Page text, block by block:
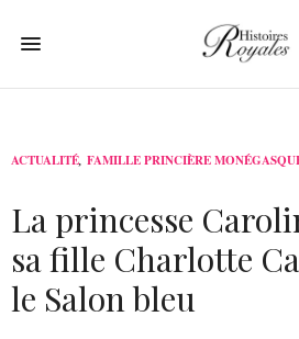
ACTUALITÉ, FAMILLE PRINCIÈRE
La princesse
sa fille Charlotte
le Salon bleu